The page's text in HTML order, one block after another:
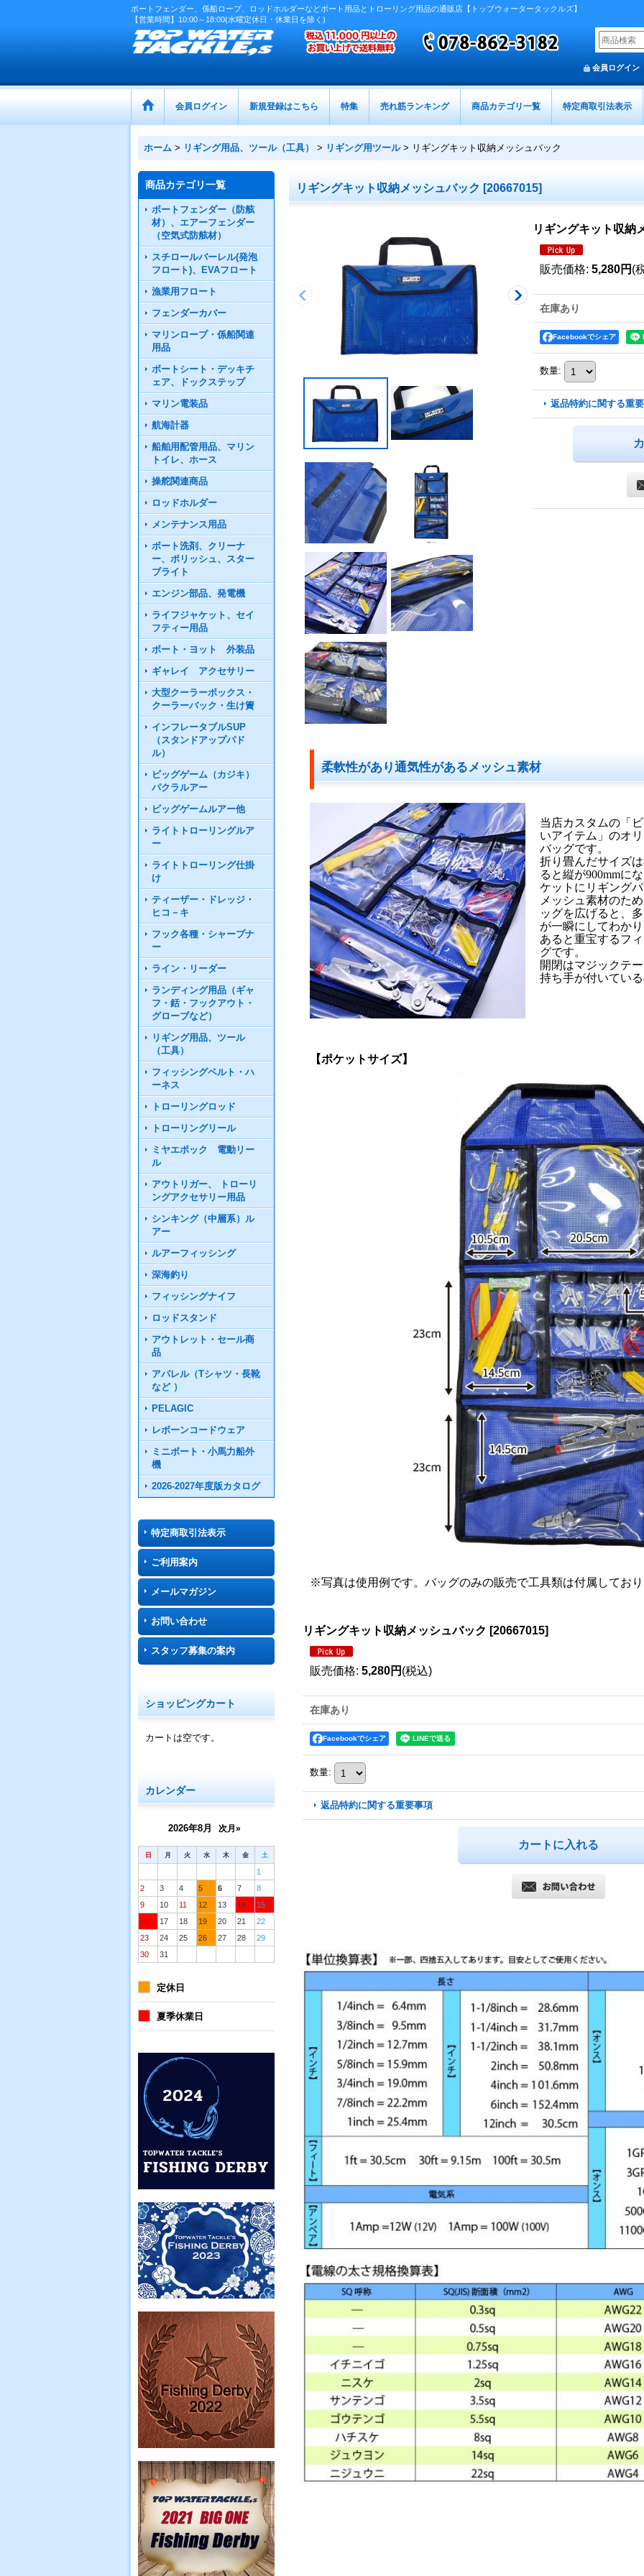
ボートフェンダー、係船ロープ、ロッドホルダーなどボート用品とトローリング用品の通販店【トップウォータータックルズ】
【営業時間】10:00～18:00(水曜定休日・休業日を除く)
会員ログイン
会員ログイン 新規登録はこちら 特集 売れ筋ランキング 商品カテゴリ一覧 特定商取引法表示
ホーム > リギング用品、ツール（工具） > リギング用ツール > リギングキット収納メッシュバック
商品カテゴリ一覧
ボートフェンダー（防舷
材）、エアーフェンダー
（空気式防舷材）
スチロールバーレル(発泡
フロート)、EVAフロート
漁業用フロート
フェンダーカバー
マリンロープ・係船関連
用品
ボートシート・デッキチ
ェア、ドックステップ
マリン電装品
航海計器
船舶用配管用品、マリン
トイレ、ホース
操舵関連商品
ロッドホルダー
メンテナンス用品
ボート洗剤、クリーナ
ー、ポリッシュ、スター
ブライト
エンジン部品、発電機
ライフジャケット、セイ
フティー用品
ボート・ヨット 外装品
ギャレイ アクセサリー
大型クーラーボックス・
クーラーバック・生け簀
インフレータブルSUP
（スタンドアップパド
ル）
ビッグゲーム（カジキ）
パクラルアー
ビッグゲームルアー他
ライトトローリングルア
ー
ライトトローリング仕掛
け
ティーザー・ドレッジ・
ヒコ－キ
フック各種・シャープナ
ー
ライン・リーダー
ランディング用品（ギャ
フ・銛・フックアウト・
グローブなど）
リギング用品、ツール
（工具）
フィッシングベルト・ハ
ーネス
トローリングロッド
トローリングリール
ミヤエポック 電動リー
ル
アウトリガー、 トローリ
ングアクセサリー用品
シンキング（中層系）ル
アー
ルアーフィッシング
深海釣り
フィッシングナイフ
ロッドスタンド
アウトレット・セール商
品
アパレル（Tシャツ・長靴
など ）
PELAGIC
レボーンコードウェア
ミニボート・小馬力船外
機
2026-2027年度版カタログ
特定商取引法表示
ご利用案内
メールマガジン
お問い合わせ
スタッフ募集の案内
ショッピングカート
カートは空です。
カレンダー
2026年8月 次月»
日 月 火 水 木 金 土
1
2
3 4 5 6 7
8
9
10 11 12 13 14
15
16
17 18 19 20 21
22
23
24 25 26 27 28
29
30
31
定休日
夏季休業日
リギングキット収納メッシュバック [20667015]
リギングキット収納
販売価格: 5,280円 (
在庫あり
Facebookでシェア
数量:
返品特約に関する重
柔軟性があり通気性があるメッシュ素材
当店カスタムの「
いアイテム」のオ
バッグです。
折り畳んだサイズ
ると縦が900mmに
ケットにリギング
メッシュ素材のた
ッグを広げると、
が一瞬にしてわか
あると重宝するフ
グです。
開閉はマジックテ
持ち手が付いてい
【ポケットサイズ】
※写真は使用例です。バッグのみの販売で工具類は付属してお
リギングキット収納メッシュバック [20667015]
販売価格: 5,280円 (税込)
在庫あり
Facebookでシェア
数量:
返品特約に関する重要事項